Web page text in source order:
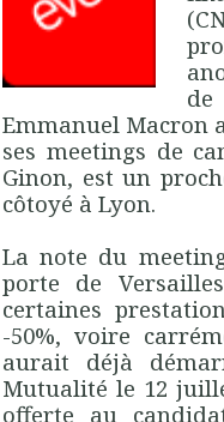
de
Emmanuel Macron
ses meetings de
Ginon, est un
côtoyé à Lyon.
La note du
porte de
certaines
-50%, voire
aurait déjà
Mutualité le 12
offerte au